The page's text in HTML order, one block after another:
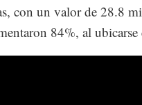
con un valor de 28.8
84%, al